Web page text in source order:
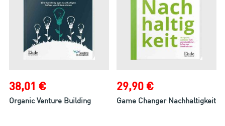
38,01 €
Organic Venture Building
29,90 €
Game Changer Nachhaltigkeit